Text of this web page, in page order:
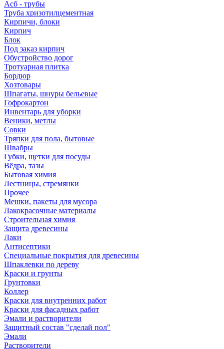
Асб - трубы
Труба хризотилцементная
Кирпичи, блоки
Кирпич
Блок
Под заказ кирпич
Обустройство дорог
Тротуарная плитка
Бордюр
Хозтовары
Шпагаты, шнуры бельевые
Гофрокартон
Инвентарь для уборки
Веники, метлы
Совки
Тряпки для пола, бытовые
Швабры
Губки, щетки для посуды
Вёдра, тазы
Бытовая химия
Лестницы, стремянки
Прочее
Мешки, пакеты для мусора
Лакокрасочные материалы
Строительная химия
Защита древесины
Лаки
Антисептики
Специальные покрытия для древесины
Шпаклевки по дереву
Краски и грунты
Грунтовки
Коллер
Краски для внутренних работ
Краски для фасадных работ
Эмали и растворители
Защитный состав "сделай пол"
Эмали
Растворители